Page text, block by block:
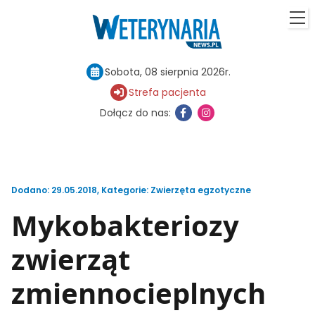
Sobota, 08 sierpnia 2026r.
Strefa pacjenta
Dołącz do nas:
Dodano: 29.05.2018, Kategorie: Zwierzęta egzotyczne
Mykobakteriozy
zwierząt
zmiennocieplnych